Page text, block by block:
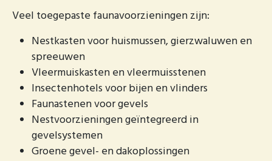
Veel toegepaste faunavoorzieningen zijn:
Nestkasten voor huismussen, gierzwaluwen en
spreeuwen
Vleermuiskasten en vleermuisstenen
Insectenhotels voor bijen en vlinders
Faunastenen voor gevels
Nestvoorzieningen geïntegreerd in
gevelsystemen
Groene gevel- en dakoplossingen